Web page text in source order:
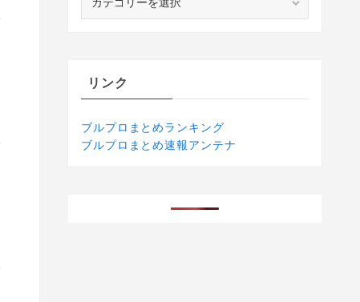
リンク
ブルプロまとめランキング
ブルプロまとめ速報アンテナ